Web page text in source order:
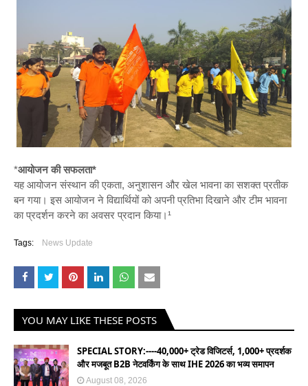
*आयोजन की सफलता*
यह आयोजन संस्थान की एकता, अनुशासन और खेल भावना का सशक्त प्रतीक
बन गया। इस आयोजन ने विद्यार्थियों को अपनी प्रतिभा दिखाने और टीम भावना
का प्रदर्शन करने का अवसर प्रदान किया।¹
Tags: News Update
YOU MAY LIKE THESE POSTS
SPECIAL STORY:----40,000+ ट्रेड विजिटर्स, 1,000+ प्रदर्शक
और मजबूत B2B नेटवर्किंग के साथ IHE 2026 का भव्य समापन
August 08, 2026